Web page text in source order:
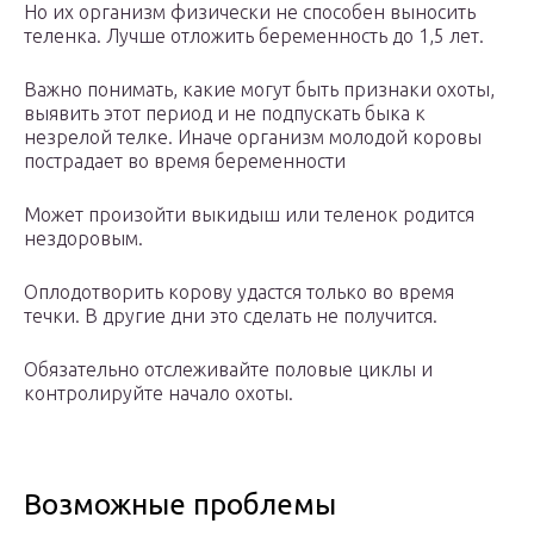
Но их организм физически не способен выносить
теленка. Лучше отложить беременность до 1,5 лет.
Важно понимать, какие могут быть признаки охоты,
выявить этот период и не подпускать быка к
незрелой телке. Иначе организм молодой коровы
пострадает во время беременности
Может произойти выкидыш или теленок родится
нездоровым.
Оплодотворить корову удастся только во время
течки. В другие дни это сделать не получится.
Обязательно отслеживайте половые циклы и
контролируйте начало охоты.
Возможные проблемы